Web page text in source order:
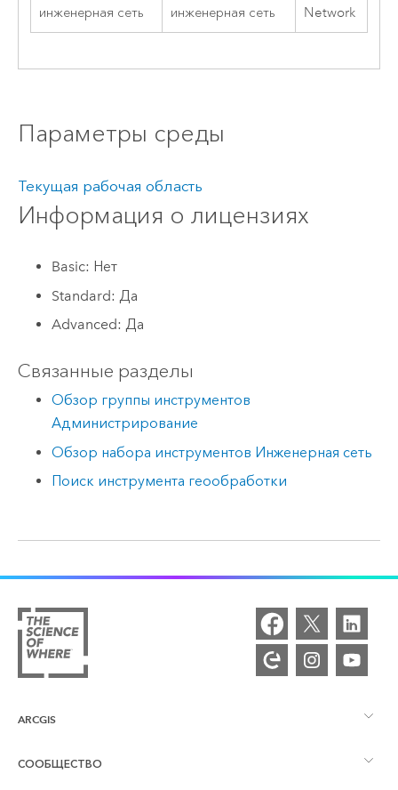
инженерная сеть
инженерная сеть
Network
Параметры среды
Текущая рабочая область
Информация о лицензиях
Basic: Нет
Standard: Да
Advanced: Да
Связанные разделы
Обзор группы инструментов
Администрирование
Обзор набора инструментов Инженерная сеть
Поиск инструмента геообработки
ARCGIS
Обзор ArcGIS
СООБЩЕСТВО